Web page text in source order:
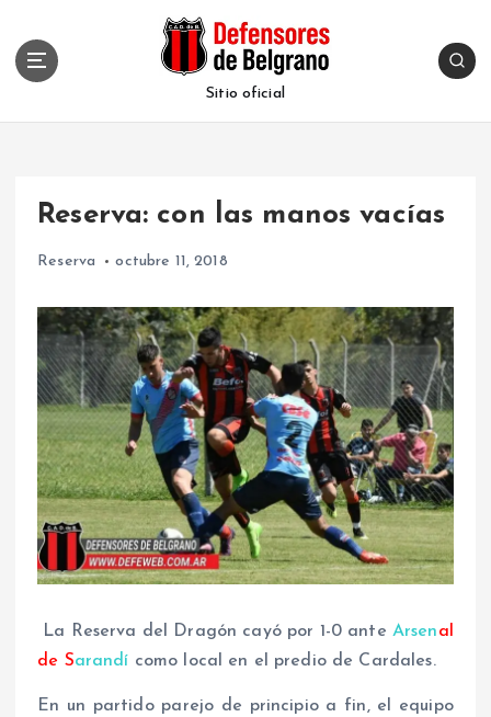
Sitio oficial
Reserva: con las manos vacías
Reserva octubre 11, 2018
La Reserva del Dragón cayó por 1-0 ante Arsenal
de Sarandí como local en el predio de Cardales.
En un partido parejo de principio a fin, el equipo